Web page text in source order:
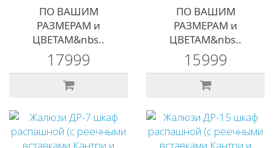
ПО ВАШИМ
РАЗМЕРАМ и
ЦВЕТАМ&nbs..
17999
ПО ВАШИМ
РАЗМЕРАМ и
ЦВЕТАМ&nbs..
15999